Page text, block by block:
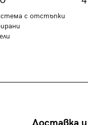
с отстъпки